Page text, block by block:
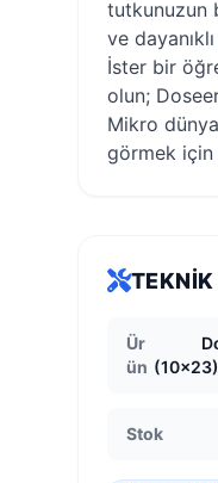
tutkunuzun
ve
İster bir
olun;
Mikro
görmek için
TEKNIK
Ür
ün
Stok